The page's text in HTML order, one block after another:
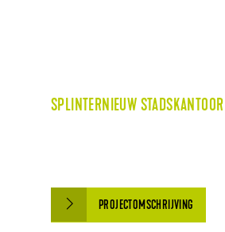
SPLINTERNIEUW
PROJECTOMSCHRIJVING